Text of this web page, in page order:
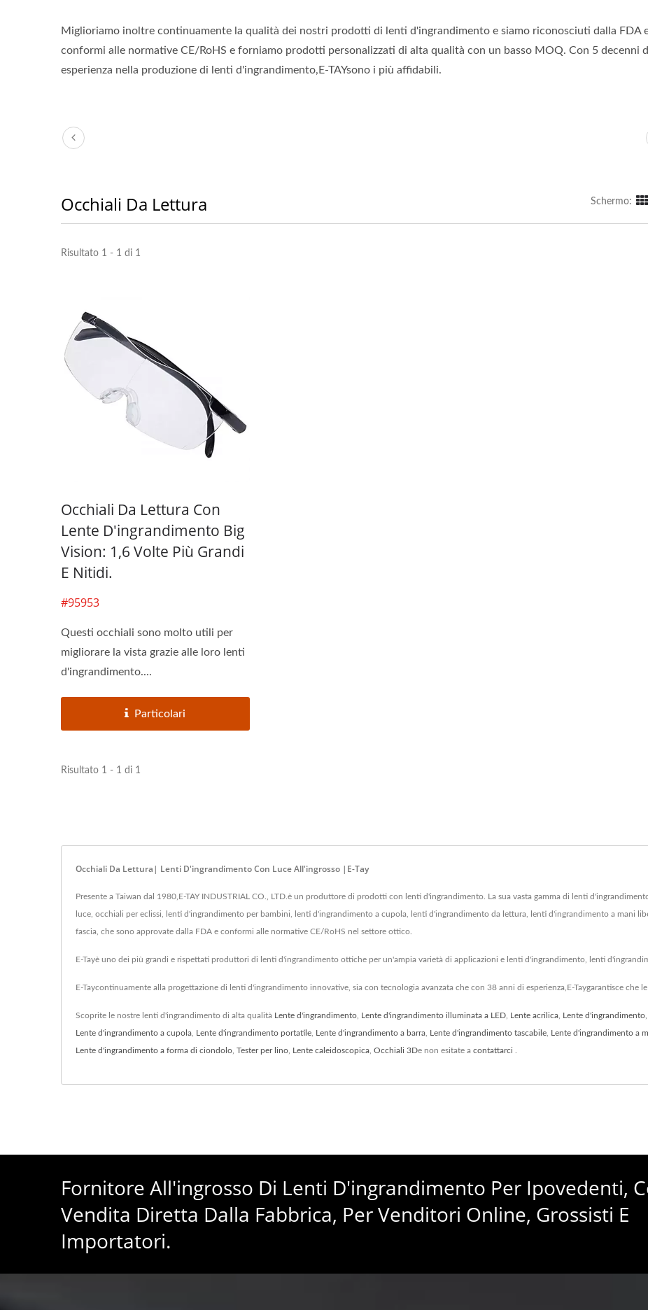
Miglioriamo inoltre continuamente la qualità dei nostri prodotti di lenti d'ingrandimento e siamo riconosciuti dalla FDA
conformi alle normative CE/RoHS e forniamo prodotti personalizzati di alta qualità con un basso MOQ. Con 5 decenni
esperienza nella produzione di lenti d'ingrandimento,E-TAYsono i più affidabili.
Occhiali Da Lettura Schermo:
Risultato 1 - 1 di 1
Occhiali Da Lettura Con
Lente D'ingrandimento Big
Vision: 1,6 Volte Più Grandi
E Nitidi.
#95953
Questi occhiali sono molto utili per
migliorare la vista grazie alle loro lenti
d'ingrandimento....
Particolari
Risultato 1 - 1 di 1
Lente D'ingrandimento A LED
3X Per La Lettura Di Pagine
Occhiali Da Lettura| Lenti D'ingrandimento Con Luce All'ingrosso |E-Tay
Presente a Taiwan dal 1980,E-TAY INDUSTRIAL CO., LTD.è un produttore di prodotti con lenti d'ingrandimento. La sua vasta gamma di lenti
luce, occhiali per eclissi, lenti d'ingrandimento per bambini, lenti d'ingrandimento a cupola, lenti d'ingrandimento da lettura, lenti d'ingrandimento a mani
fascia, che sono approvate dalla FDA e conformi alle normative CE/RoHS nel settore ottico.
E-Tayè uno dei più grandi e rispettati produttori di lenti d'ingrandimento ottiche per un'ampia varietà di applicazioni e lenti d'ingrandimento, lenti
E-Taycontinuamente alla progettazione di lenti d'ingrandimento innovative, sia con tecnologia avanzata che con 38 anni di esperienza,E-Taygarantisce che
Scoprite le nostre lenti d'ingrandimento di alta qualità Lente d'ingrandimento Lente d'ingrandimento illuminata a LED Lente acrilica Lente d'ingrandimento
Lente d'ingrandimento a cupola Lente d'ingrandimento portatile Lente d'ingrandimento a barra Lente d'ingrandimento tascabile Lente d'ingrandimento a
Lente d'ingrandimento a forma di ciondolo Tester per lino Lente caleidoscopica Occhiali 3De non esitate a contattarci
Fornitore All'ingrosso Di Lenti D'ingrandimento Per Ipovedenti,
Vendita Diretta Dalla Fabbrica, Per Venditori Online, Grossisti E
Importatori.